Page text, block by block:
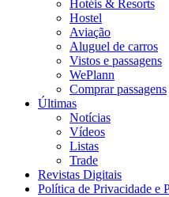
Hotéis & Resorts
Hostel
Aviação
Aluguel de carros
Vistos e passagens
WePlann
Comprar passagens
Últimas
Notícias
Vídeos
Listas
Trade
Revistas Digitais
Política de Privacidade e